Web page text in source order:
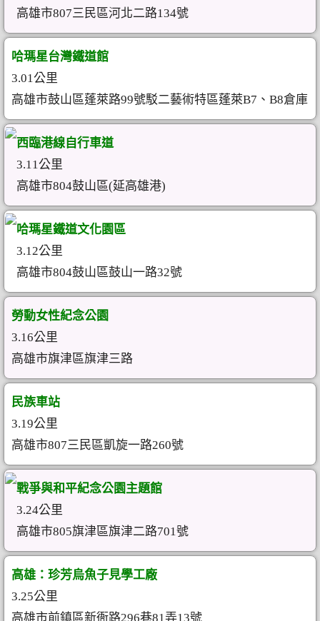
高雄市807三民區河北二路134號
哈瑪星台灣鐵道館
3.01公里
高雄市鼓山區蓬萊路99號駁二藝術特區蓬萊B7、B8倉庫
西臨港線自行車道
3.11公里
高雄市804鼓山區(延高雄港)
哈瑪星鐵道文化園區
3.12公里
高雄市804鼓山區鼓山一路32號
勞動女性紀念公園
3.16公里
高雄市旗津區旗津三路
民族車站
3.19公里
高雄市807三民區凱旋一路260號
戰爭與和平紀念公園主題館
3.24公里
高雄市805旗津區旗津二路701號
高雄：珍芳烏魚子見學工廠
3.25公里
高雄市前鎮區新衙路296巷81弄13號